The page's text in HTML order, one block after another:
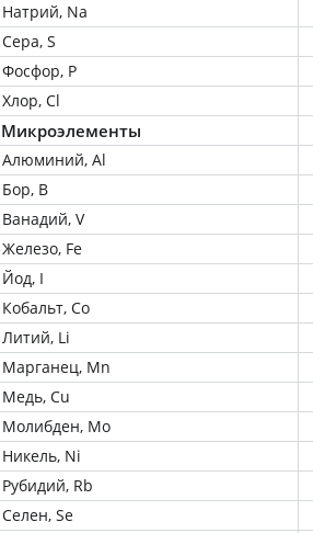
Натрий, Na
Сера, S
Фосфор, P
Хлор, Cl
Микроэлементы
Алюминий, Al
Бор, B
Ванадий, V
Железо, Fe
Йод, I
Кобальт, Co
Литий, Li
Марганец, Mn
Медь, Cu
Молибден, Mo
Никель, Ni
Рубидий, Rb
Селен, Se